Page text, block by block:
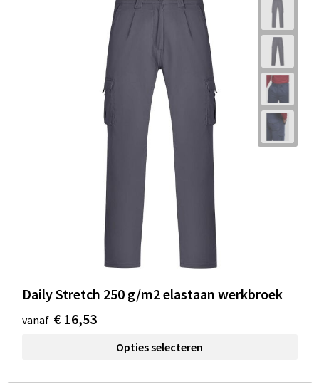
Daily Stretch 250 g/m2 elastaan werkbroek
vanaf € 16,53
Opties selecteren